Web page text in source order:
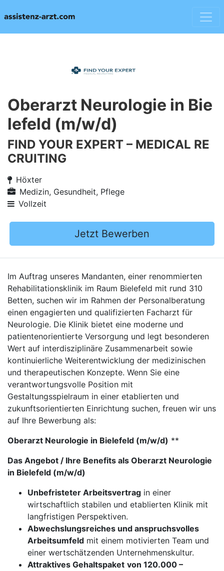
Oberarzt Neurologie in Bie
lefeld (m/w/d)
FIND YOUR EXPERT – MEDICAL RE
CRUITING
Höxter
Medizin, Gesundheit, Pflege
Vollzeit
Jetzt Bewerben
Im Auftrag unseres Mandanten, einer renommierten
Rehabilitationsklinik im Raum Bielefeld mit rund 310
Betten, suchen wir im Rahmen der Personalberatung
einen engagierten und qualifizierten Facharzt für
Neurologie. Die Klinik bietet eine moderne und
patientenorientierte Versorgung und legt besonderen
Wert auf interdisziplinäre Zusammenarbeit sowie
kontinuierliche Weiterentwicklung der medizinischen
und therapeutischen Konzepte. Wenn Sie eine
verantwortungsvolle Position mit
Gestaltungsspielraum in einer etablierten und
zukunftsorientierten Einrichtung suchen, freuen wir uns
auf Ihre Bewerbung als:
Oberarzt Neurologie in Bielefeld (m/w/d) **
Das Angebot / Ihre Benefits als Oberarzt Neurologie
in Bielefeld (m/w/d)
Unbefristeter Arbeitsvertrag in einer
wirtschaftlich stabilen und etablierten Klinik mit
langfristigen Perspektiven.
Abwechslungsreiches und anspruchsvolles
Arbeitsumfeld mit einem motivierten Team und
einer wertschätzenden Unternehmenskultur.
Attraktives Gehaltspaket von 120.000 –